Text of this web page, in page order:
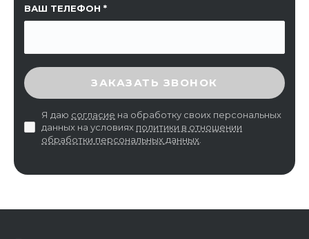
ВАШ ТЕЛЕФОН
ВВЕДИТЕ ПРОВЕРОЧНЫЙ КОД
ЗАКАЗАТЬ ЗВОНОК
Я даю согласие на обработку своих персональных
данных на условиях политики в отношении
обработки персональных данных